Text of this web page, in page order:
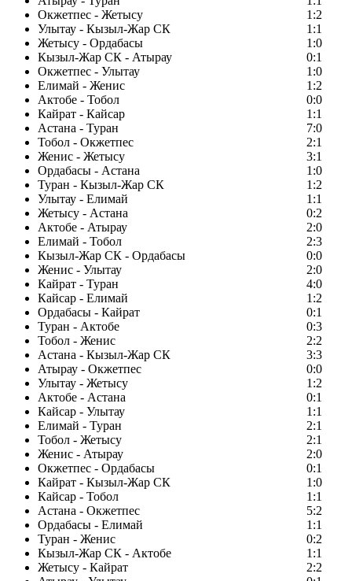
Окжетпес - Жетысу
1:2
Улытау - Кызыл-Жар СК
1:1
Жетысу - Ордабасы
1:0
Кызыл-Жар СК - Атырау
0:1
Окжетпес - Улытау
1:0
Елимай - Женис
1:2
Актобе - Тобол
0:0
Кайрат - Кайсар
1:1
Астана - Туран
7:0
Тобол - Окжетпес
2:1
Женис - Жетысу
3:1
Ордабасы - Астана
1:0
Туран - Кызыл-Жар СК
1:2
Улытау - Елимай
1:1
Жетысу - Астана
0:2
Актобе - Атырау
2:0
Елимай - Тобол
2:3
Кызыл-Жар СК - Ордабасы
0:0
Женис - Улытау
2:0
Кайрат - Туран
4:0
Кайсар - Елимай
1:2
Ордабасы - Кайрат
0:1
Туран - Актобе
0:3
Тобол - Женис
2:2
Астана - Кызыл-Жар СК
3:3
Атырау - Окжетпес
0:0
Улытау - Жетысу
1:2
Актобе - Астана
0:1
Кайсар - Улытау
1:1
Елимай - Туран
2:1
Тобол - Жетысу
2:1
Женис - Атырау
2:0
Окжетпес - Ордабасы
0:1
Кайрат - Кызыл-Жар СК
1:0
Кайсар - Тобол
1:1
Астана - Окжетпес
5:2
Ордабасы - Елимай
1:1
Туран - Женис
0:2
Кызыл-Жар СК - Актобе
1:1
Жетысу - Кайрат
2:2